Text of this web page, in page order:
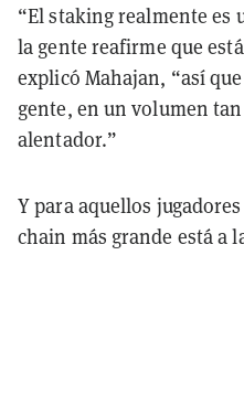
“El staking realmente es
la gente reafirme que
explicó Mahajan, “así
gente, en un volumen
alentador.”
Y para aquellos
chain más grande está a